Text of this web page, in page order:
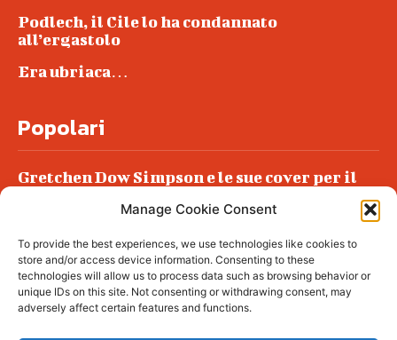
Manage Cookie Consent
To provide the best experiences, we use technologies like cookies to
store and/or access device information. Consenting to these
technologies will allow us to process data such as browsing behavior or
unique IDs on this site. Not consenting or withdrawing consent, may
adversely affect certain features and functions.
Podlech, il Cile lo ha condannato
all’ergastolo
Era ubriaca…
Popolari
Gretchen Dow Simpson e le sue cover per il
Podlech, il Cile lo ha condannato
all’ergastolo
Era ubriaca…